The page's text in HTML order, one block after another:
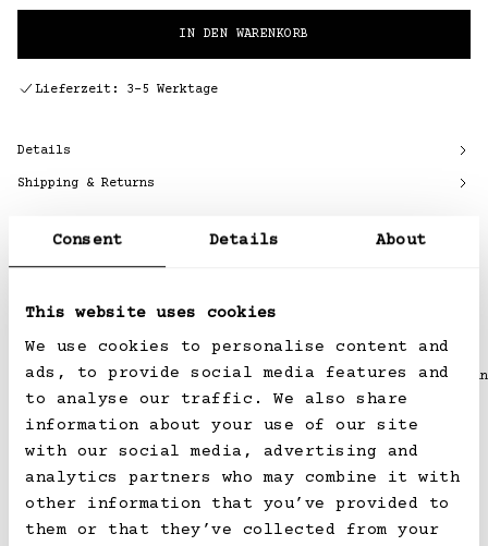
Consent Details About
This website uses cookies
We use cookies to personalise content and
ads, to provide social media features and
to analyse our traffic. We also share
information about your use of our site
with our social media, advertising and
analytics partners who may combine it with
other information that you’ve provided to
them or that they’ve collected from your
IN DEN WARENKORB
Lieferzeit: 3–5 Werktage
Details
Shipping & Returns
ROSSHAAR Kleines Portemonnaie aus Rosshaar mit Reissverschluss
Normaler
Preis
CHF 520.00
ROSSHAAR
Normaler
CHF 520.00